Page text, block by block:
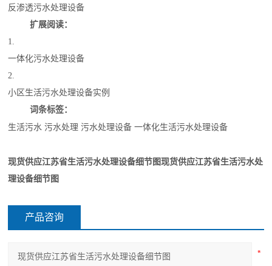
反渗透污水处理设备
扩展阅读：
1.
一体化污水处理设备
2.
小区生活污水处理设备实例
词条标签：
生活污水 污水处理 污水处理设备 一体化生活污水处理设备
现货供应江苏省生活污水处理设备细节图现货供应江苏省生活污水处
理设备细节图
产品咨询